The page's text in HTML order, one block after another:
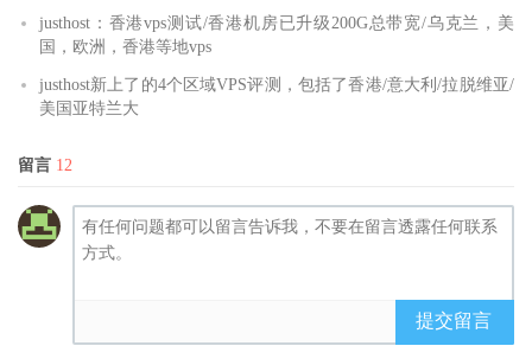
justhost：香港vps测试/香港机房已升级200G总带宽/乌克兰，美
国，欧洲，香港等地vps
justhost新上了的4个区域VPS评测，包括了香港/意大利/拉脱维亚/
美国亚特兰大
留言 12
提交留言